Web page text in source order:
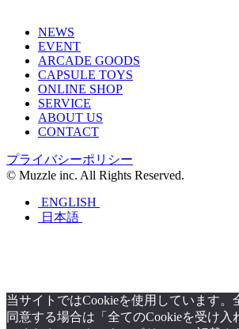
NEWS
EVENT
ARCADE GOODS
CAPSULE TOYS
ONLINE SHOP
SERVICE
ABOUT US
CONTACT
プライバシーポリシー
© Muzzle inc. All Rights Reserved.
ENGLISH
日本語
当サイトではCookieを使用しています。
同意する場合は「全てのCookieを受け入